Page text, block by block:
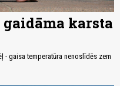
karsta
- gaisa temperatūra nenoslīdēs zem